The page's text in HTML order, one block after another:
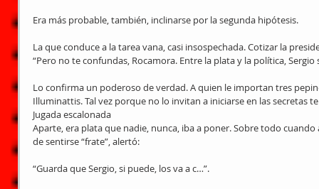
Era más probable, también, inclinarse por la segunda hipótesis.
La que conduce a la tarea vana, casi insospechada. Cotizar la
“Pero no te confundas, Rocamora. Entre la plata y la política,
Lo confirma un poderoso de verdad. A quien le importan tres
Illuminattis. Tal vez porque no lo invitan a iniciarse en las secretas
Jugada escalonada
Aparte, era plata que nadie, nunca, iba a poner. Sobre todo
de sentirse “frate”, alertó:
“Guarda que Sergio, si puede, los va a c…”.